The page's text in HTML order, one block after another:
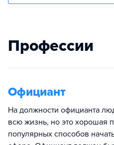
Профессии
Официант
На должности официанта
всю жизнь, но это хорошая
популярных способов